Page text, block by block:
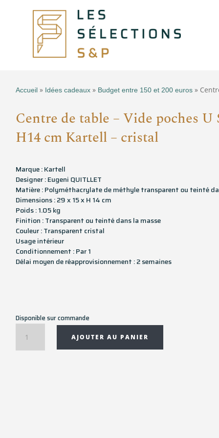
Accueil » Idées cadeaux » Budget entre 150 et 200 euros »
Centre de table – Vide poches U
H14 cm Kartell – cristal
Marque : Kartell
Designer : Eugeni QUITLLET
Matière : Polyméthacrylate de méthyle transparent ou teinté
Dimensions : 29 x 15 x H 14 cm
Poids : 1.05 kg
Finition : Transparent ou teinté dans la masse
Couleur : Transparent cristal
Usage intérieur
Conditionnement : Par 1
Délai moyen de réapprovisionnement : 2 semaines
Disponible sur commande
Centre
AJOUTER AU PANIER